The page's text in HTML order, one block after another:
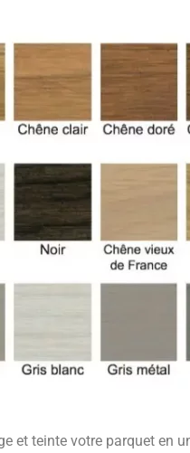
et teinte votre parquet